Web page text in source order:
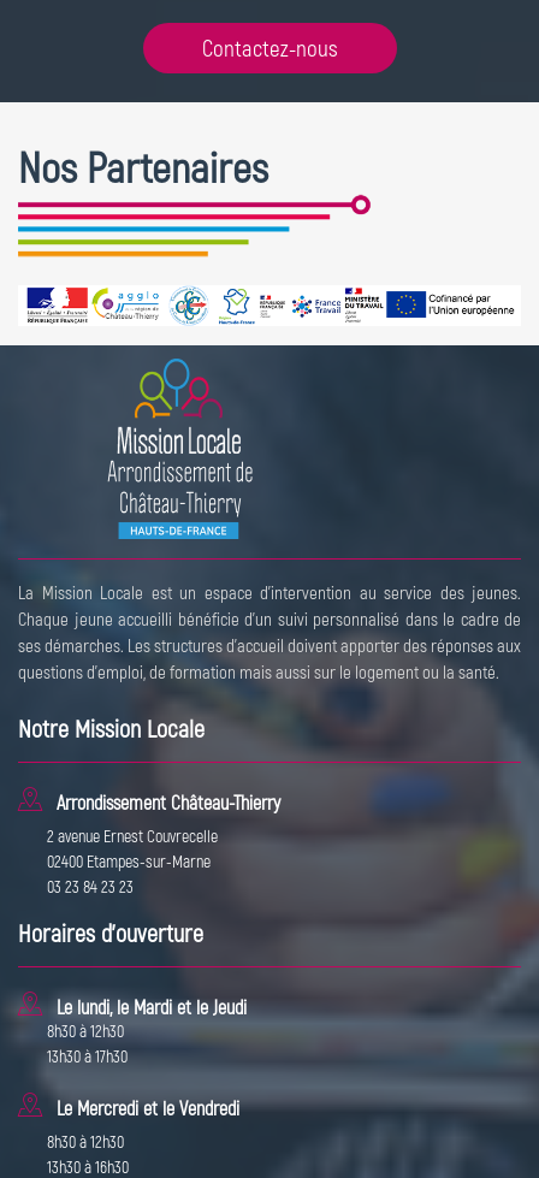
Contactez-nous
Nos Partenaires
La Mission Locale est un espace d’intervention au service des jeunes.
Chaque jeune accueilli bénéficie d’un suivi personnalisé dans le cadre de
ses démarches. Les structures d’accueil doivent apporter des réponses aux
questions d’emploi, de formation mais aussi sur le logement ou la santé.
Notre Mission Locale
Arrondissement Château-Thierry
2 avenue Ernest Couvrecelle
02400 Etampes-sur-Marne
03 23 84 23 23
Horaires d'ouverture
Le lundi, le Mardi et le Jeudi
8h30 à 12h30
13h30 à 17h30
Le Mercredi et le Vendredi
8h30 à 12h30
13h30 à 16h30